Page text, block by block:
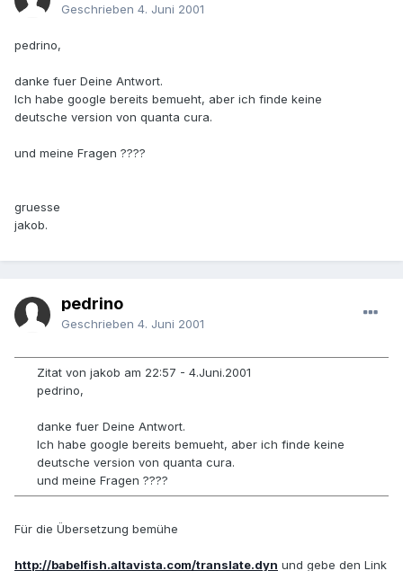
Geschrieben 4. Juni 2001
pedrino,
danke fuer Deine Antwort.
Ich habe google bereits bemueht, aber ich finde keine
deutsche version von quanta cura.
und meine Fragen ????
gruesse
jakob.
pedrino
Geschrieben 4. Juni 2001
Zitat von jakob am 22:57 - 4.Juni.2001
pedrino,
danke fuer Deine Antwort.
Ich habe google bereits bemueht, aber ich finde keine
deutsche version von quanta cura.
und meine Fragen ????
Für die Übersetzung bemühe
http://babelfish.altavista.com/translate.dyn und gebe den Link